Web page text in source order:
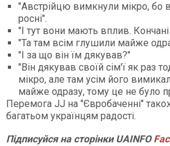
"Австрійцю вимкнули мікро, бо
росні".
"І тут вони мають вплив.
"Та там всім глушили майже
"І за що він їм дякував?"
"Він дякував своїй сім'ї як раз
мікро, але там усім його
майже одразу, тому це не було
Перемога JJ на "Євробаченні"
багатьом українцям радості.
ПідписуйсянасторінкиUAINFO